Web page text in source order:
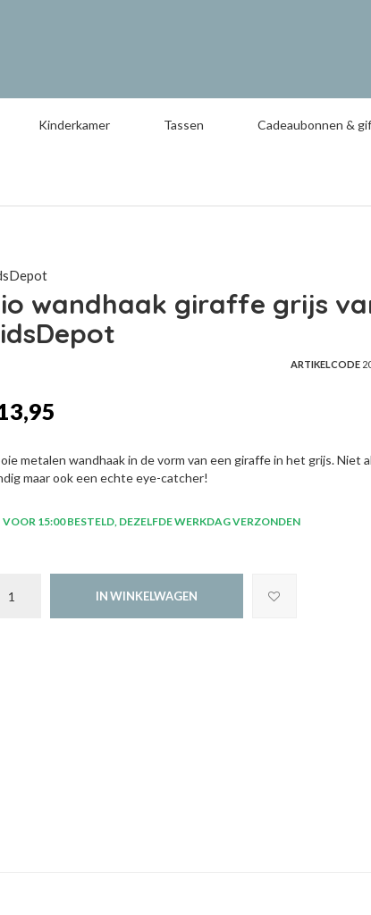
Kinderkamer Tassen Cadeaubonnen &
wandhaak giraffe grijs
ARTIKELCODE
metalen wandhaak in de vorm van een giraffe in het grijs. Niet
maar ook een echte eye-catcher!
VOOR 15:00 BESTELD, DEZELFDE WERKDAG VERZONDEN
IN WINKELWAGEN